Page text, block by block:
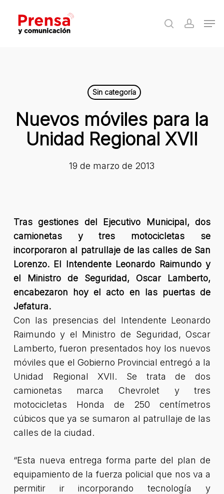
main
search
Sin categoría
Nuevos móviles para la
Unidad Regional XVII
19 de marzo de 2013
Tras gestiones del Ejecutivo Municipal, dos
camionetas y tres motocicletas se
incorporaron al patrullaje de las calles de San
Lorenzo. El Intendente Leonardo Raimundo y
el Ministro de Seguridad, Oscar Lamberto,
encabezaron hoy el acto en las puertas de
Jefatura.
Con las presencias del Intendente Leonardo
Raimundo y el Ministro de Seguridad, Oscar
Lamberto, fueron presentados hoy los nuevos
móviles que el Gobierno Provincial entregó a la
Unidad Regional XVII. Se trata de dos
camionetas marca Chevrolet y tres
motocicletas Honda de 250 centímetros
cúbicos que ya se sumaron al patrullaje de las
calles de la ciudad.
“Esta nueva entrega forma parte del plan de
equipamiento de la fuerza policial que nos va a
permitir ir incorporando tecnología y